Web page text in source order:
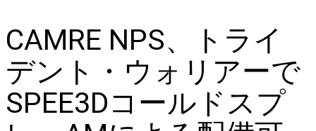
CAMRE NPS、トライ
デント・ウォリアーで
SPEE3Dコールドスプ